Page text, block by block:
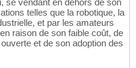
se vendant en dehors de son
telles que la robotique, la
et par les amateurs
raison de son faible coût, de
et de son adoption des